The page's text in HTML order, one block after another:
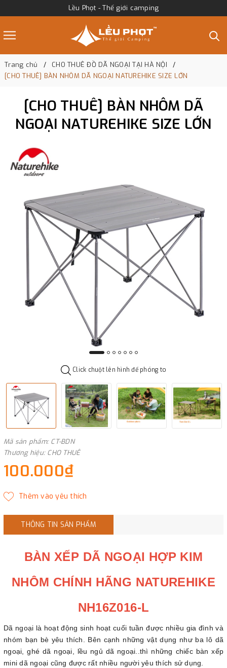
Lều Phọt - Thế giới camping
Trang chủ
CHO THUÊ ĐỒ DÃ NGOẠI TẠI HÀ NỘI
[CHO THUÊ] BÀN NHÔM DÃ NGOẠI NATUREHIKE SIZE LỚN
[CHO THUÊ] BÀN NHÔM DÃ
NGOẠI NATUREHIKE SIZE LỚN
Click chuột lên hình để phóng to
Mã sản phẩm: CT-BDN
Thương hiệu: CHO THUÊ
100.000₫
THÔNG TIN SẢN PHẨM
BÀN XẾP DÃ NGOẠI HỢP KIM
NHÔM CHÍNH HÃNG NATUREHIKE
NH16Z016-L
Dã ngoại là hoạt động sinh hoạt cuối tuần được nhiều gia đình và
nhóm bạn bè yêu thích. Bên cạnh những vật dụng như ba lô dã
ngoại, ghé dã ngoại, lều ngủ dã ngoại..thì những chiếc bàn xếp
mini dã ngoại cũng được rất nhiều người yêu thích sử dụng.